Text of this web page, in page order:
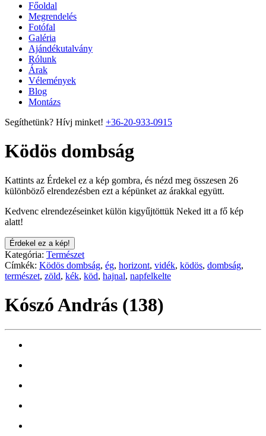
Főoldal
Megrendelés
Fotófal
Galéria
Ajándékutalvány
Rólunk
Árak
Vélemények
Blog
Montázs
Segíthetünk? Hívj minket! +36-20-933-0915
Ködös dombság
Kattints az Érdekel ez a kép gombra, és nézd meg összesen 26
különböző elrendezésben ezt a képünket az árakkal együtt.
Kedvenc elrendezéseinket külön kigyűjtöttük Neked itt a fő kép
alatt!
Érdekel ez a kép!
Kategória: Természet
Címkék: Ködös dombság, ég, horizont, vidék, ködös, dombság,
természet, zöld, kék, köd, hajnal, napfelkelte
Kószó András (138)